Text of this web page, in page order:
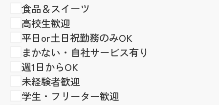
食品＆スイーツ
高校生歓迎
平日or土日祝勤務のみOK
まかない・自社サービス有り
週1日からOK
未経験者歓迎
学生・フリーター歓迎